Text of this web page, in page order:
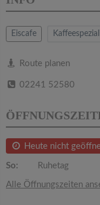
Eiscafe
Route planen
02241 52580
Heute nicht
So: Ruhetag
Alle Öffnungszeiten
a
v
a